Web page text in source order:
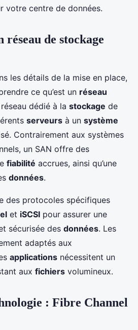
votre centre de données.
réseau de stockage
les détails de la mise en place,
ce qu’est un réseau
dédié à la stockage de
serveurs à un système
Contrairement aux systèmes
un SAN offre des
fiabilité accrues, ainsi qu’une
données.
des protocoles spécifiques
et iSCSI pour assurer une
sécurisée des données. Les
adaptés aux
applications nécessitent un
aux fichiers volumineux.
: Fibre Channel